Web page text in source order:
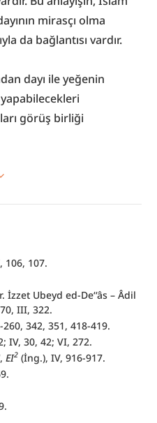
mirasçı olma
da bağlantısı vardır.
dayı ile yeğenin
görüş birliği
106, 107.
İzzet Ubeyd ed-De‘‘âs – Âdil
III, 322.
260, 342, 351, 418-419.
IV, 30, 42; VI, 272.
EI2 (İng.), IV, 916-917.